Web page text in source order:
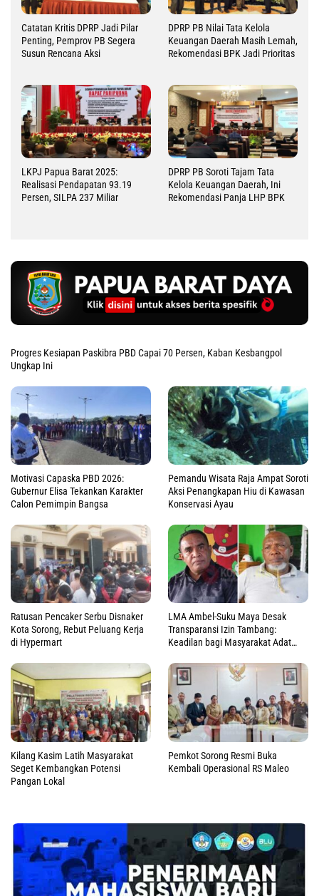
Catatan Kritis DPRP Jadi Pilar
Penting, Pemprov PB Segera
Susun Rencana Aksi
DPRP PB Nilai Tata Kelola
Keuangan Daerah Masih Lemah,
Rekomendasi BPK Jadi Prioritas
LKPJ Papua Barat 2025:
Realisasi Pendapatan 93.19
Persen, SILPA 237 Miliar
DPRP PB Soroti Tajam Tata
Kelola Keuangan Daerah, Ini
Rekomendasi Panja LHP BPK
Progres Kesiapan Paskibra PBD Capai 70 Persen, Kaban Kesbangpol
Ungkap Ini
Motivasi Capaska PBD 2026:
Gubernur Elisa Tekankan Karakter
Calon Pemimpin Bangsa
Pemandu Wisata Raja Ampat Soroti
Aksi Penangkapan Hiu di Kawasan
Konservasi Ayau
Ratusan Pencaker Serbu Disnaker
Kota Sorong, Rebut Peluang Kerja
di Hypermart
LMA Ambel-Suku Maya Desak
Transparansi Izin Tambang:
Keadilan bagi Masyarakat Adat
Kilang Kasim Latih Masyarakat
Seget Kembangkan Potensi
Pangan Lokal
Pemkot Sorong Resmi Buka
Kembali Operasional RS Maleo